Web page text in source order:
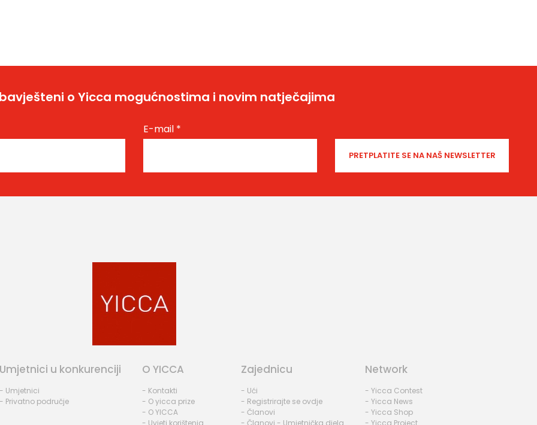
o Yicca mogućnostima i novim natječajima
E-mail *
u konkurenciji
Umjetnici
Privatno područje
O YICCA
- Kontakti
- O yicca prize
- O YICCA
Zajednicu
- Ući
- Registrirajte se ovdje
- Članovi
Network
- Yicca Contest
- Yicca News
- Yicca Shop